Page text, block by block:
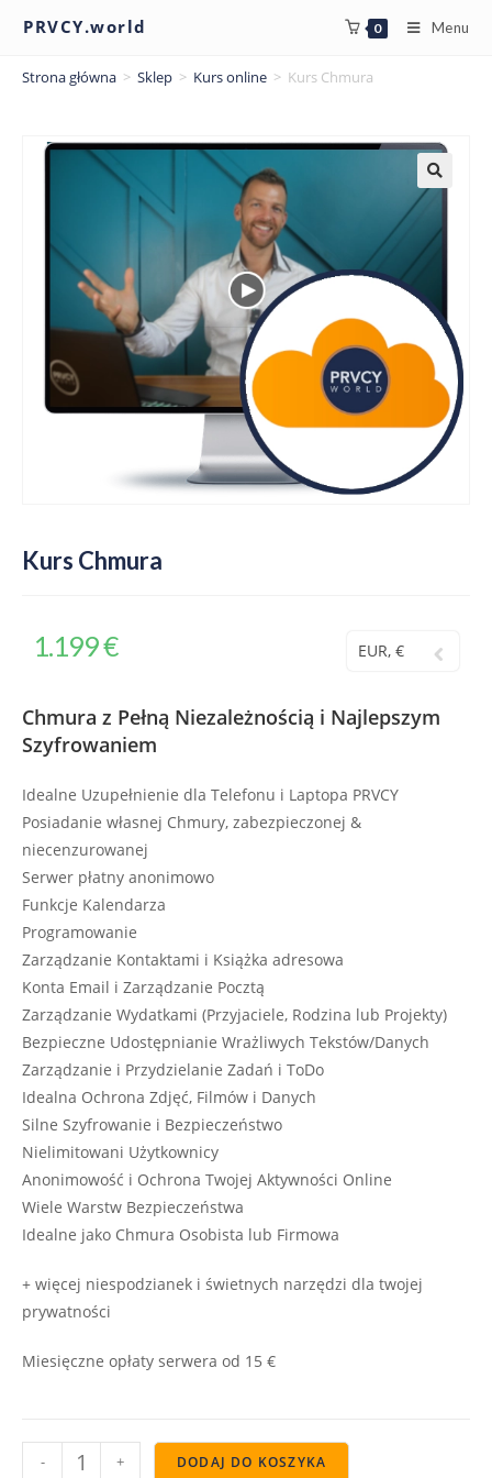
PRVCY.world 0 Menu
Strona główna > Sklep > Kurs online > Kurs Chmura
Kurs Chmura
1.199€ EUR, €
Chmura z Pełną Niezależnością i Najlepszym
Szyfrowaniem
Idealne Uzupełnienie dla Telefonu i Laptopa PRVCY
Posiadanie własnej Chmury, zabezpieczonej &
niecenzurowanej
Serwer płatny anonimowo
Funkcje Kalendarza
Programowanie
Zarządzanie Kontaktami i Książka adresowa
Konta Email i Zarządzanie Pocztą
Zarządzanie Wydatkami (Przyjaciele, Rodzina lub Projekty)
Bezpieczne Udostępnianie Wrażliwych Tekstów/Danych
Zarządzanie i Przydzielanie Zadań i ToDo
Idealna Ochrona Zdjęć, Filmów i Danych
Silne Szyfrowanie i Bezpieczeństwo
Nielimitowani Użytkownicy
Anonimowość i Ochrona Twojej Aktywności Online
Wiele Warstw Bezpieczeństwa
Idealne jako Chmura Osobista lub Firmowa
+ więcej niespodzianek i świetnych narzędzi dla twojej
prywatności
Miesięczne opłaty serwera od 15 €
- + DODAJ DO KOSZYKA